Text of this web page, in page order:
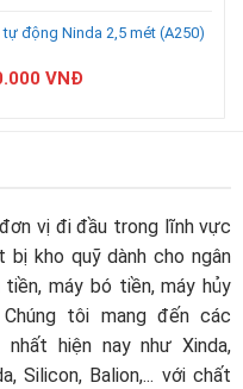
động Ninda 2,5 mét (A250)
VNĐ
vị đi đầu trong lĩnh vực
bị kho quỹ dành cho ngân
máy bó tiền, máy hủy
tôi mang đến các
hiện nay như Xinda,
Silicon, Balion,... với chất